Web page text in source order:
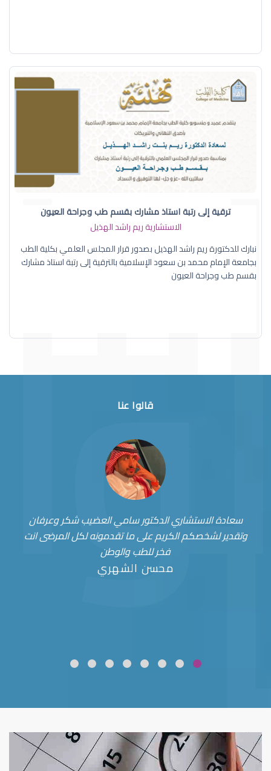
ترقية إلى رتبة استاذ مشارك بقسم طب وجراحة العيون
الاستشارية ريم راشد الهذيل
نبارك للدكتورة ريم راشد الهذيل بصدور قرار المجلس العلمي بكلية الطب
بجامعة الإمام محمد بن سعود الإسلامية بالترقية إلى رتبة استاذ مشارك
بقسم طب وجراحة العيون
قالوا عنا
سعادة الاستشاري الدكتور سامي العضيب شكر وعرفان
وتقدير لشخصكم الكريم على ما تقدمونه لكل المرضى انت
فخر للطب والوطن
محسن الشهري